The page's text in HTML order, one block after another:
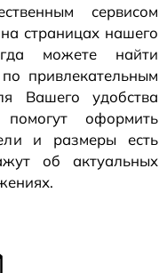
сервисом
страницах нашего
можете найти
привлекательным
Вашего удобства
помогут оформить
и размеры есть
об актуальных